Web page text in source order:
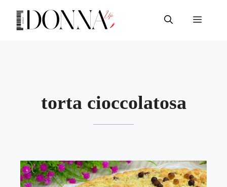
contenuto
Menu
torta cioccolatosa